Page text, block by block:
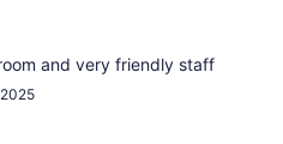
and very friendly staff